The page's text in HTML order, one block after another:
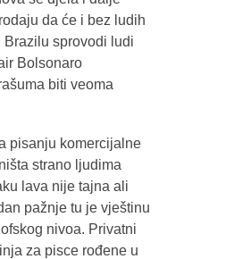
da će i bez ludih
Brazilu sprovodi ludi
Bolsonaro
biti veoma
pisanju komercijalne
strano ljudima
lava nije tajna ali
pažnje tu je vještinu
nivoa. Privatni
za pisce rođene u